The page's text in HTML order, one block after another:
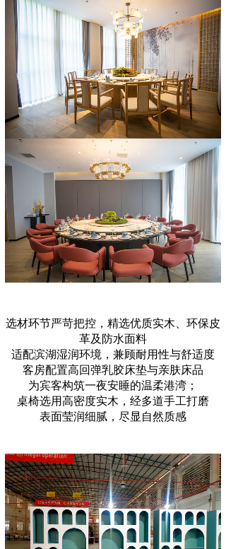
选材环节严苛把控，精选优质实木、环保皮
革及防水面料
适配滨湖湿润环境，兼顾耐用性与舒适度
客房配置高回弹乳胶床垫与亲肤床品
为宾客构筑一夜安睡的温柔港湾；
桌椅选用高密度实木，经多道手工打磨
表面莹润细腻，尽显自然质感